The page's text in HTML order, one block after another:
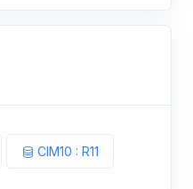
CIM10 : R11